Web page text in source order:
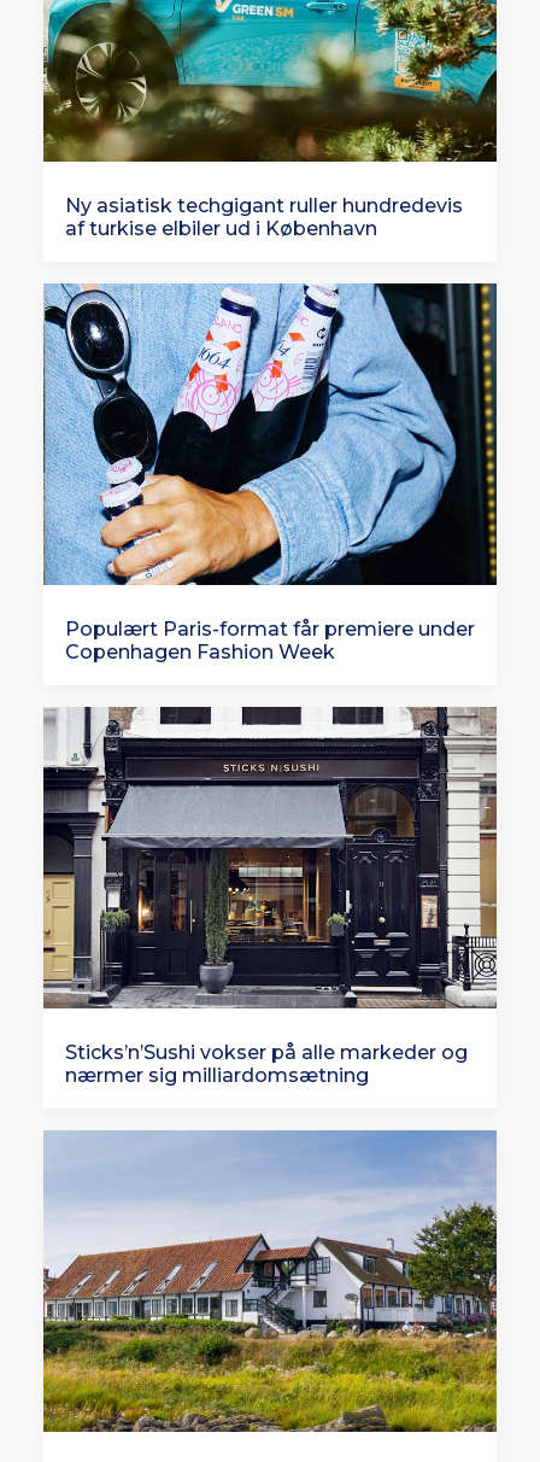
Ny asiatisk techgigant ruller hundredevis
af turkise elbiler ud i København
Populært Paris-format får premiere under
Copenhagen Fashion Week
Sticks’n’Sushi vokser på alle markeder og
nærmer sig milliardomsætning